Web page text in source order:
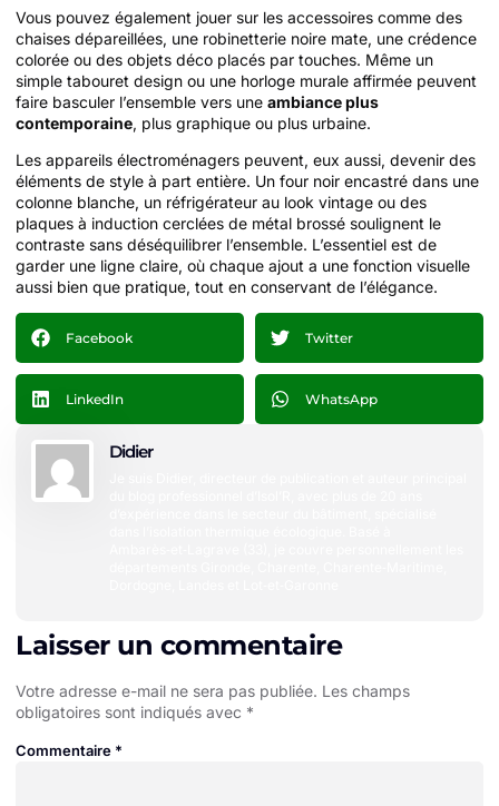
Vous pouvez également jouer sur les accessoires comme des
chaises dépareillées, une robinetterie noire mate, une crédence
colorée ou des objets déco placés par touches. Même un
simple tabouret design ou une horloge murale affirmée peuvent
faire basculer l’ensemble vers une ambiance plus
contemporaine, plus graphique ou plus urbaine.
Les appareils électroménagers peuvent, eux aussi, devenir des
éléments de style à part entière. Un four noir encastré dans une
colonne blanche, un réfrigérateur au look vintage ou des
plaques à induction cerclées de métal brossé soulignent le
contraste sans déséquilibrer l’ensemble. L’essentiel est de
garder une ligne claire, où chaque ajout a une fonction visuelle
aussi bien que pratique, tout en conservant de l’élégance.
Facebook Twitter
LinkedIn WhatsApp
Didier
Laisser un commentaire
Votre adresse e-mail ne sera pas publiée. Les champs
obligatoires sont indiqués avec *
Commentaire *